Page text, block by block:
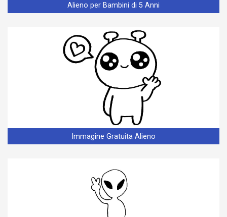
Alieno per Bambini di 5 Anni
Immagine Gratuita Alieno